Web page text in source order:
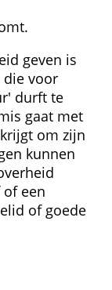
geven is
die voor
durft te
gaat met
om zijn
kunnen
een
of goede